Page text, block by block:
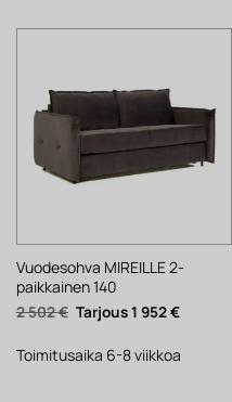
Vuodesohva MIREILLE 2-
paikkainen 140
2 502€ Alkuperäinen
hinta
2
502 €.
1 952€Nykyinen
1
Toimitusaika 6-8 viikkoa